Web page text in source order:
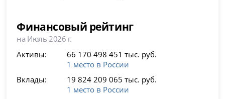
Финансовый рейтинг
на Июль 2026 г.
Активы:
66 170 498 451 тыс. руб.
1 место в России
Вклады:
19 824 209 065 тыс. руб.
1 место в России